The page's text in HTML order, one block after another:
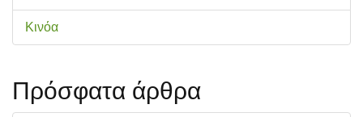
Κινόα
Πρόσφατα άρθρα